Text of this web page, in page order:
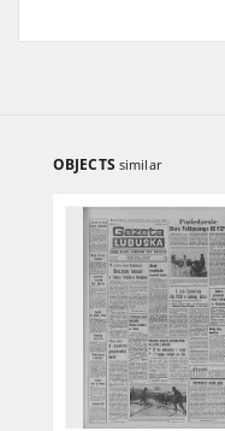
OBJECTS similar